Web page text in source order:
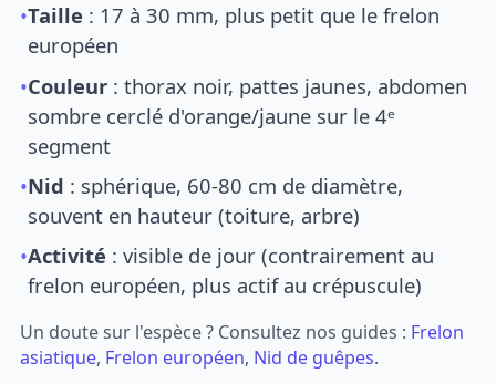
•Taille : 17 à 30 mm, plus petit que le frelon
européen
•Couleur : thorax noir, pattes jaunes, abdomen
sombre cerclé d'orange/jaune sur le 4ᵉ
segment
•Nid : sphérique, 60-80 cm de diamètre,
souvent en hauteur (toiture, arbre)
•Activité : visible de jour (contrairement au
frelon européen, plus actif au crépuscule)
Un doute sur l'espèce ? Consultez nos guides : Frelon
asiatique, Frelon européen, Nid de guêpes.